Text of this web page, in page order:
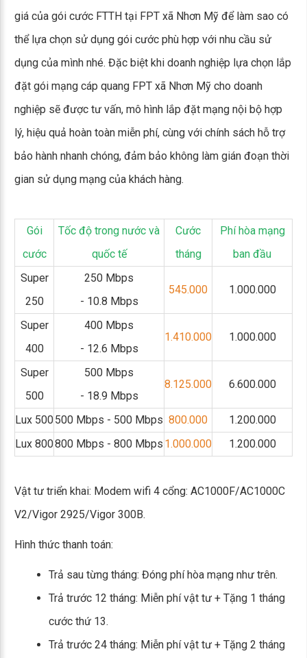
giá của gói cước FTTH tại FPT xã Nhơn Mỹ để làm sao có
thể lựa chọn sử dụng gói cước phù hợp với nhu cầu sử
dụng của mình nhé. Đặc biệt khi doanh nghiệp lựa chọn lắp
đặt gói mạng cáp quang FPT xã Nhơn Mỹ cho doanh
nghiệp sẽ được tư vấn, mô hình lắp đặt mạng nội bộ hợp
lý, hiệu quả hoàn toàn miễn phí, cùng với chính sách hỗ trợ
bảo hành nhanh chóng, đảm bảo không làm gián đoạn thời
gian sử dụng mạng của khách hàng.
Gói
cước
Tốc độ trong nước và
quốc tế
Cước
tháng
Phí hòa mạng
ban đầu
Super
250
250 Mbps
- 10.8 Mbps
545.000 1.000.000
Super
400
400 Mbps
- 12.6 Mbps
1.410.000 1.000.000
Super
500
500 Mbps
- 18.9 Mbps
8.125.000 6.600.000
Lux 500500 Mbps - 500 Mbps 800.000
1.200.000
Lux 800800 Mbps - 800 Mbps 1.000.000 1.200.000
Vật tư triển khai: Modem wifi 4 cổng: AC1000F/AC1000C
V2/Vigor 2925/Vigor 300B.
Hình thức thanh toán:
Trả sau từng tháng: Đóng phí hòa mạng như trên.
Trả trước 12 tháng: Miễn phí vật tư + Tặng 1 tháng
cước thứ 13.
Trả trước 24 tháng: Miễn phí vật tư + Tặng 2 tháng